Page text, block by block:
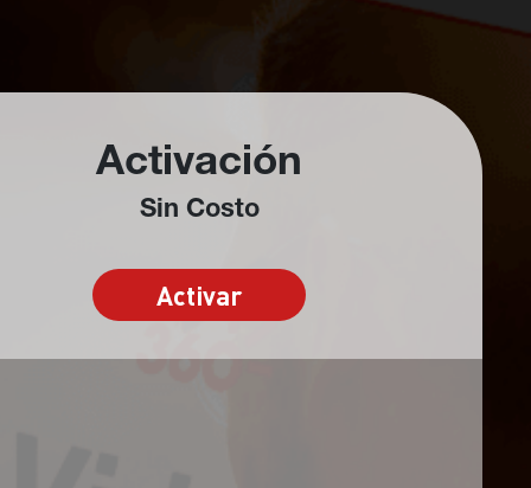
Activación
Sin Costo
Activar